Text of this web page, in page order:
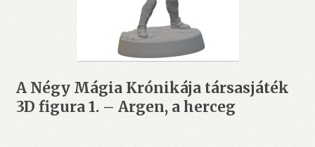
A Négy Mágia Krónikája társasjáték
3D figura 1. – Argen, a herceg